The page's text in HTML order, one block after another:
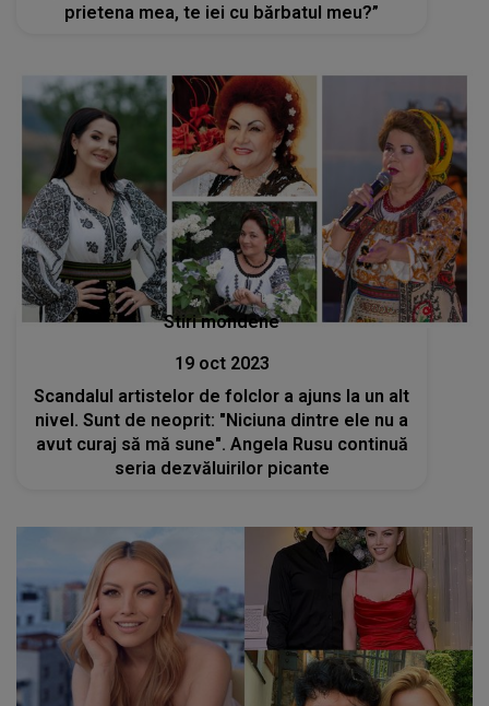
prietena mea, te iei cu bărbatul meu?”
Stiri mondene
19 oct 2023
Scandalul artistelor de folclor a ajuns la un alt
nivel. Sunt de neoprit: "Niciuna dintre ele nu a
avut curaj să mă sune". Angela Rusu continuă
seria dezvăluirilor picante